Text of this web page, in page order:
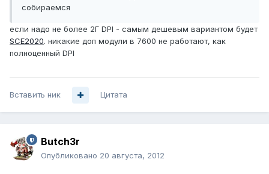
собираемся
если надо не более 2Г DPI - самым дешевым вариантом будет
SCE2020. никакие доп модули в 7600 не работают, как
полноценный DPI
Вставить ник Цитата
Butch3r
Опубликовано 20 августа, 2012